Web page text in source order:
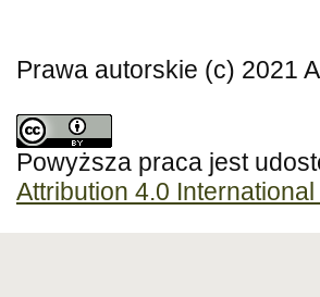
Prawa autorskie (c) 2021
Powyższa praca jest
Attribution 4.0